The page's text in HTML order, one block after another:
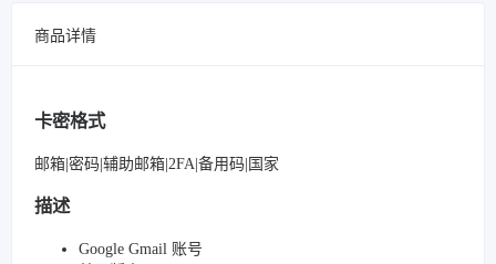
商品详情
卡密格式
邮箱|密码|辅助邮箱|2FA|备用码|国家
描述
Google Gmail 账号